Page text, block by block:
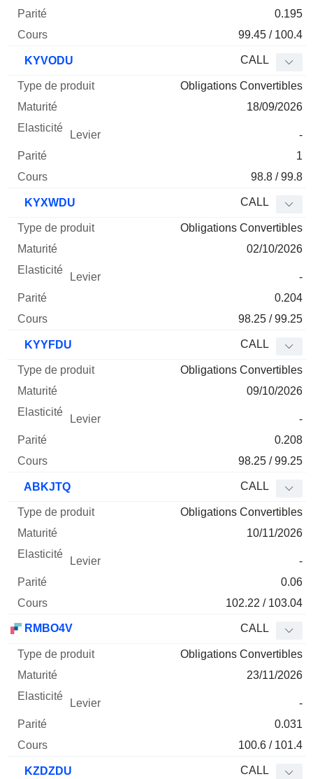
0.195
99.45 / 100.4
KYVODU CALL
Obligations Convertibles
18/09/2026
-
1
98.8 / 99.8
KYXWDU CALL
Obligations Convertibles
02/10/2026
-
0.204
98.25 / 99.25
KYYFDU CALL
Obligations Convertibles
09/10/2026
-
0.208
98.25 / 99.25
ABKJTQ CALL
Obligations Convertibles
10/11/2026
-
0.06
102.22 / 103.04
RMBO4V CALL
Obligations Convertibles
23/11/2026
-
0.031
100.6 / 101.4
KZDZDU CALL